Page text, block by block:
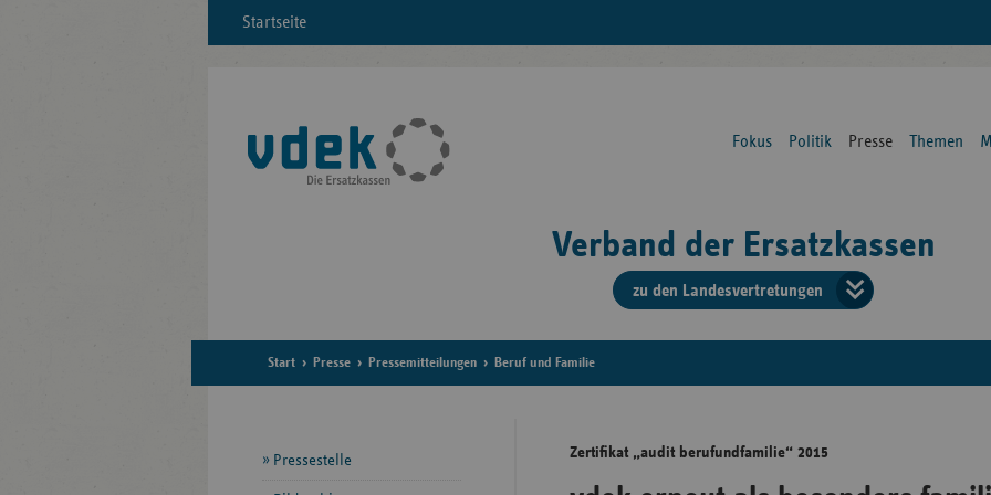
Startseite
Fokus Politik Presse Themen
Verband der Ersatzkassen
zu den Landesvertretungen
der
Start Presse Pressemitteilungen Beruf und Familie
Zertifikat „audit berufundfamilie“ 2015
Seitennavigation
Pressestelle